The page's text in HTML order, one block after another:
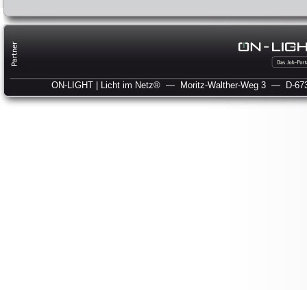
ON-LIGHT | Licht im Netz® — Moritz-Walther-Weg 3 — D-